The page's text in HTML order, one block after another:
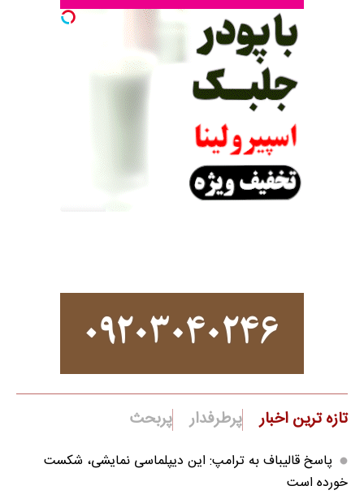
تازه ترین اخبار پرطرفدار پربحث
پاسخ قالیباف به ترامپ: این دیپلماسی نمایشی، شکست
خورده است